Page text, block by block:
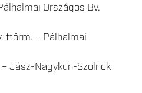
Országos Bv.
ftőrm. – Pálhalmai
Jász-Nagykun-Szolnok